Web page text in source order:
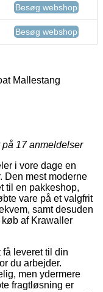
Besøg webshop
Besøg webshop
Mallestang
på 17anmeldelser
i vore dage en
Den mest moderne
til en pakkeshop,
vare på et valgfrit
samt desuden
af Krawaller
leveret til din
du arbejder.
men ydermere
fragtløsning er